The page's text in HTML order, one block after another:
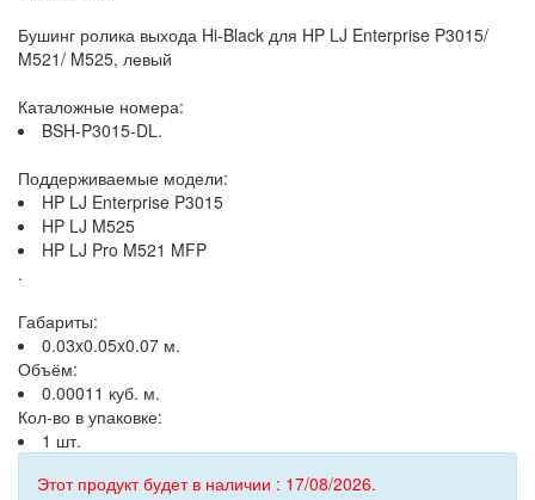
Бушинг ролика выхода Hi-Black для HP LJ Enterprise P3015/
M521/ M525, левый
Каталожные номера:
BSH-P3015-DL.
Поддерживаемые модели:
HP LJ Enterprise P3015
HP LJ M525
HP LJ Pro M521 MFP
.
Габариты:
0.03x0.05x0.07 м.
Объём:
0.00011 куб. м.
Кол-во в упаковке:
1 шт.
Этот продукт будет в наличии : 17/08/2026.